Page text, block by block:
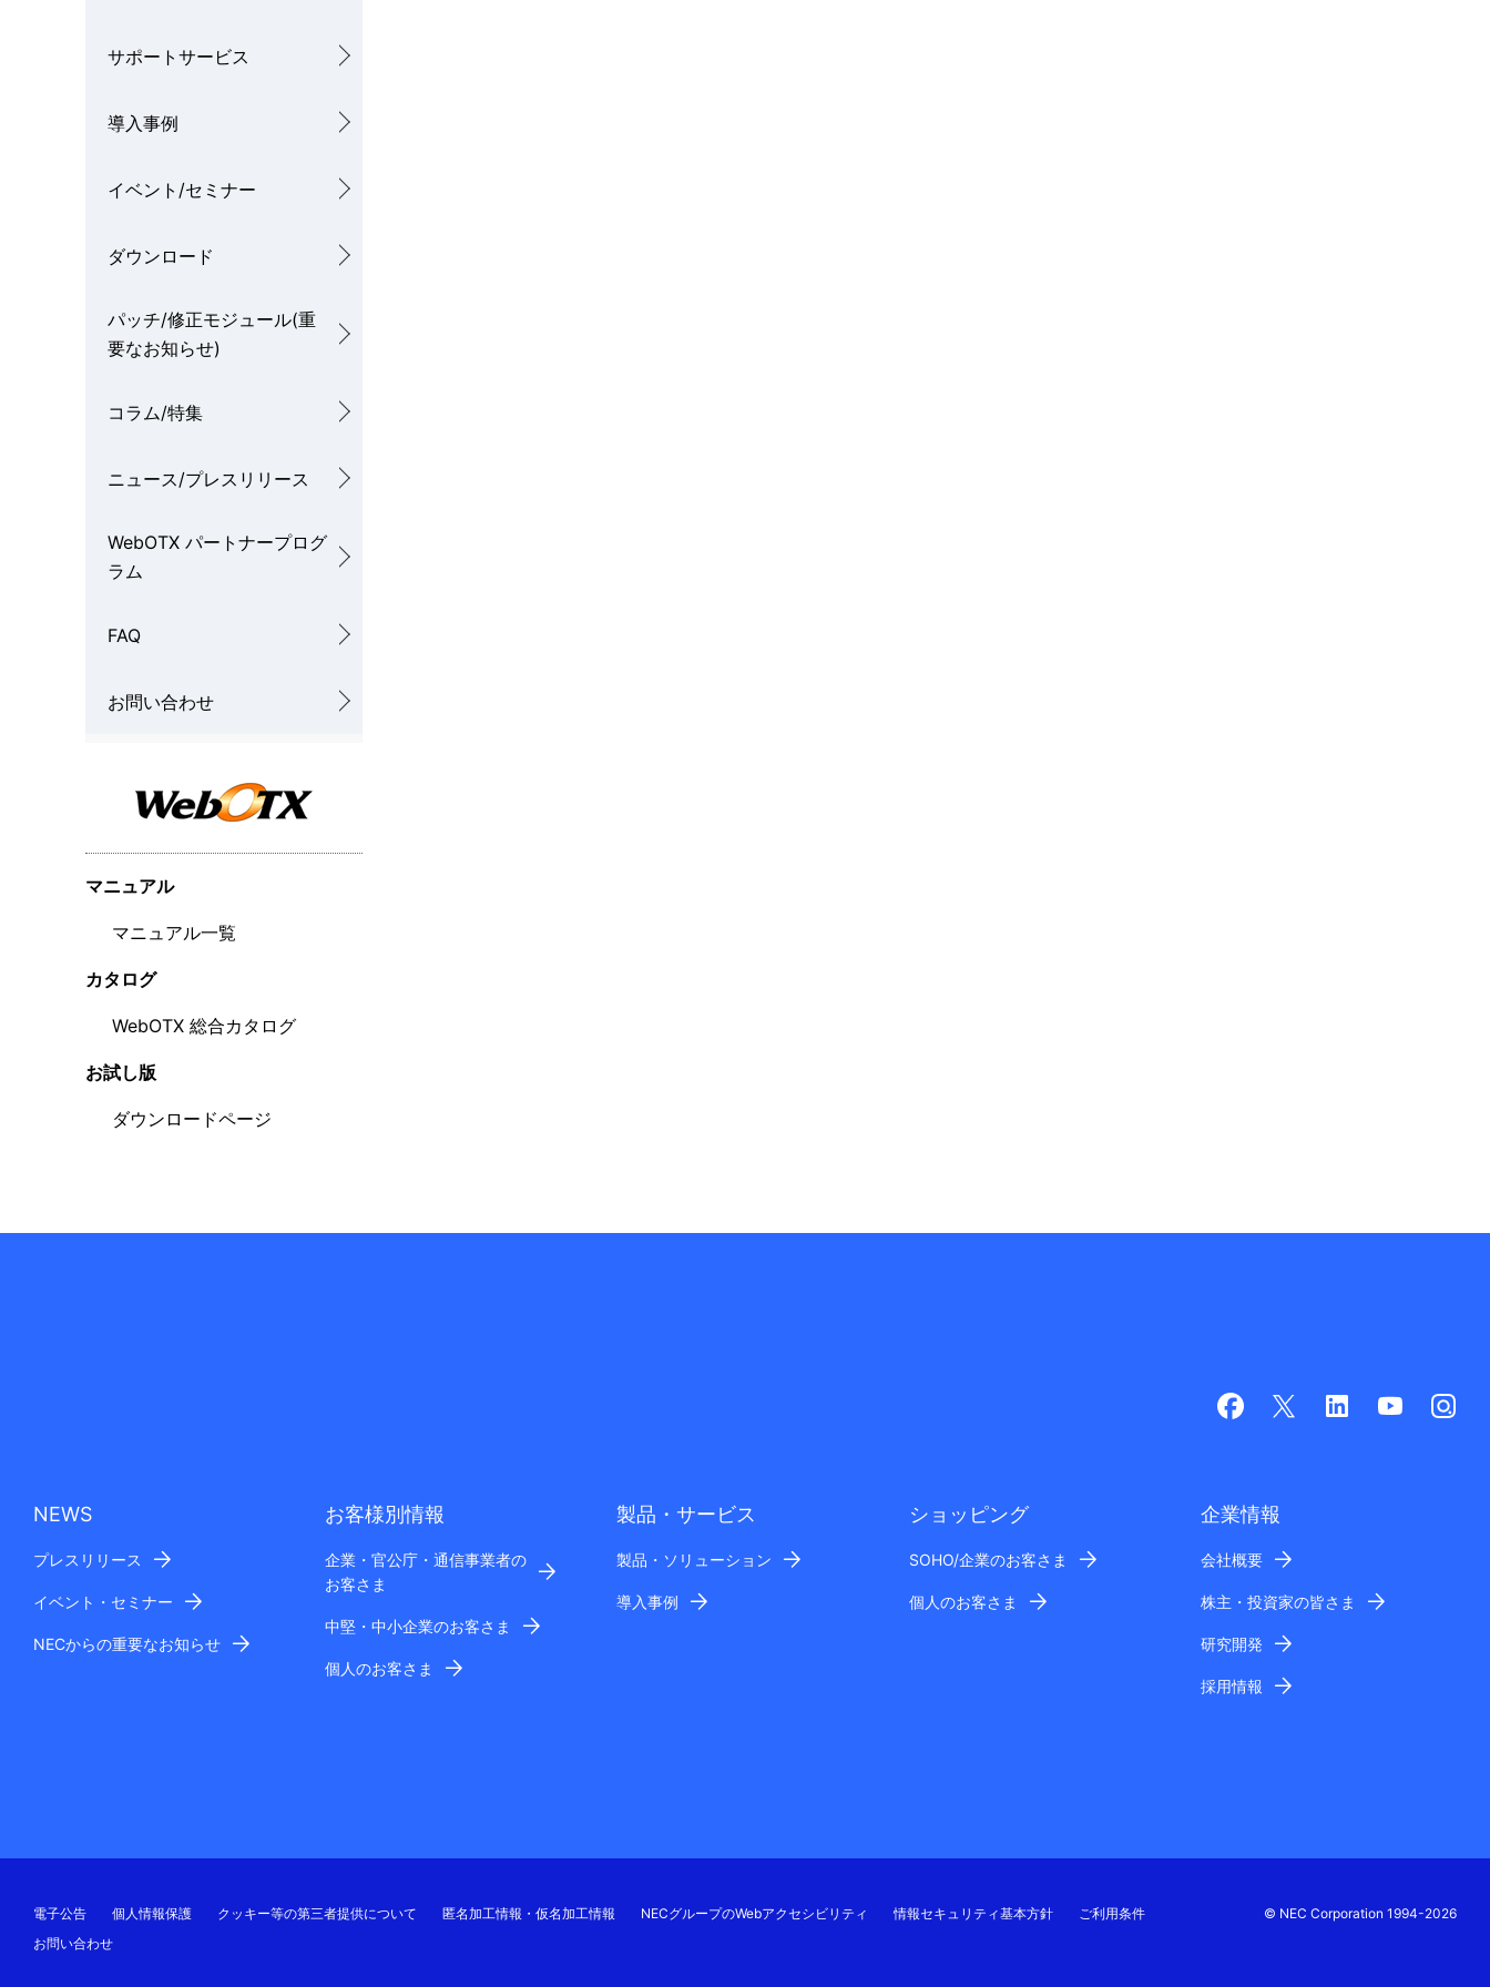
サポートサービス
導入事例
イベント/セミナー
ダウンロード
パッチ/修正モジュール(重
要なお知らせ)
コラム/特集
ニュース/プレスリリース
WebOTX パートナープログ
ラム
FAQ
お問い合わせ
マニュアル
マニュアル一覧
カタログ
WebOTX 総合カタログ
お試し版
ダウンロードページ
NEWS
プレスリリース
イベント・セミナー
NECからの重要なお知らせ
お客様別情報
企業・官公庁・通信事業者の
お客さま
中堅・中小企業のお客さま
個人のお客さま
製品・サービス
製品・ソリューション
導入事例
ショッピング
SOHO/企業のお客さま
個人のお客さま
企業情報
会社概要
株主・投資家の皆さま
研究開発
採用情報
電子公告 個人情報保護 クッキー等の第三者提供について 匿名加工情報・仮名加工情報 NECグループのWebアクセシビリティ 情報セキュリティ基本方針
ご利用条件
お問い合わせ
© NEC Corporation 1994-2026